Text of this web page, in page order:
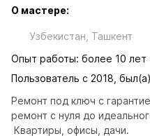
О мастере:
Узбекистан, Ташкент
Опыт работы: более 10 лет
Пользователь с 2018,
Ремонт под ключ с
ремонт с нуля до